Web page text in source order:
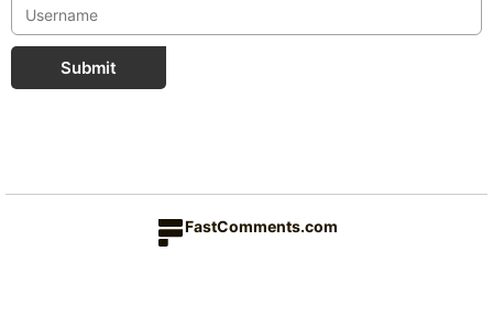
Submit
FastComments.com